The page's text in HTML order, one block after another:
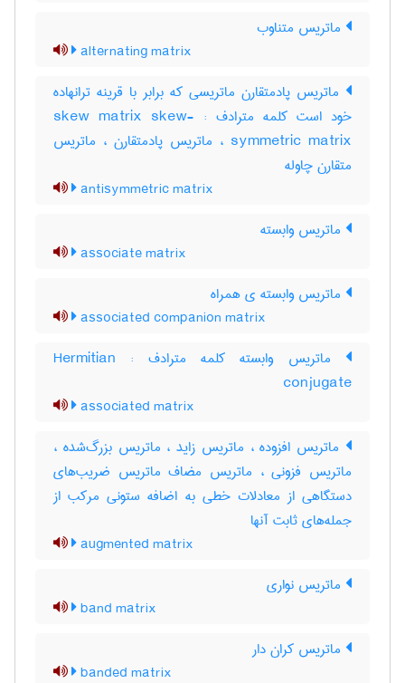
ماتریس متناوب
alternating matrix
ماتریس پادمتقارن ماتریسی که برابر با قرینه ترانهاده
خود است کلمه مترادف : skew matrix skew-
symmetric matrix ، ماتریس پادمتقارن ، ماتریس
متقارن چاوله
antisymmetric matrix
ماتریس وابسته
associate matrix
ماتریس وابسته ی همراه
associated companion matrix
ماتریس وابسته کلمه مترادف : Hermitian
conjugate
associated matrix
ماتریس افزوده ، ماتریس زاید ، ماتریس بزرگ‌شده ،
ماتریس فزونی ، ماتریس مضاف ماتریس ضریب‌های
دستگاهی از معادلات خطی به اضافه ستونی مرکب از
جمله‌های ثابت آنها
augmented matrix
ماتریس نواری
band matrix
ماتریس کران دار
banded matrix